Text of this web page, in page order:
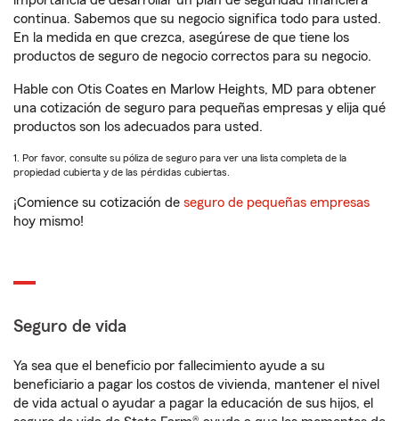
continua. Sabemos que su negocio significa todo para usted.
En la medida en que crezca, asegúrese de que tiene los
productos de seguro de negocio correctos para su negocio.
Hable con Otis Coates en Marlow Heights, MD para obtener
una cotización de seguro para pequeñas empresas y elija qué
productos son los adecuados para usted.
1. Por favor, consulte su póliza de seguro para ver una lista completa de la
propiedad cubierta y de las pérdidas cubiertas.
¡Comience su cotización de seguro de pequeñas empresas
hoy mismo!
Seguro de vida
Ya sea que el beneficio por fallecimiento ayude a su
beneficiario a pagar los costos de vivienda, mantener el nivel
de vida actual o ayudar a pagar la educación de sus hijos, el